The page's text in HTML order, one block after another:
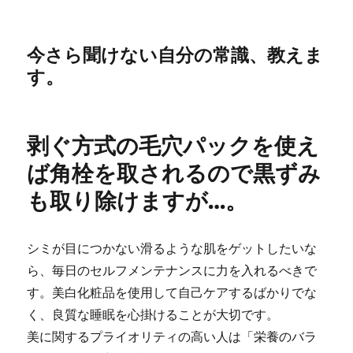
今さら聞けない自分の常識、教えま
す。
剥ぐ方式の毛穴パックを使え
ば角栓を取されるので黒ずみ
も取り除けますが…。
シミが目につかない滑るような肌をゲットしたいな
ら、毎日のセルフメンテナンスに力を入れるべきで
す。美白化粧品を使用して自己ケアするばかりでな
く、良質な睡眠を心掛けることが大切です。
美に関するプライオリティの高い人は「栄養のバラ